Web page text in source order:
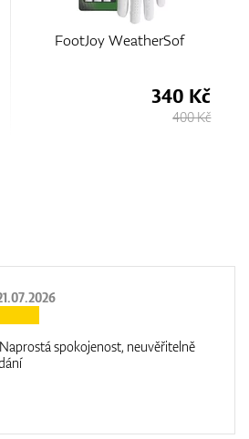
FootJoy WeatherSof
340 Kč
400 Kč
Naprostá spokojenost, neuvěřitelně